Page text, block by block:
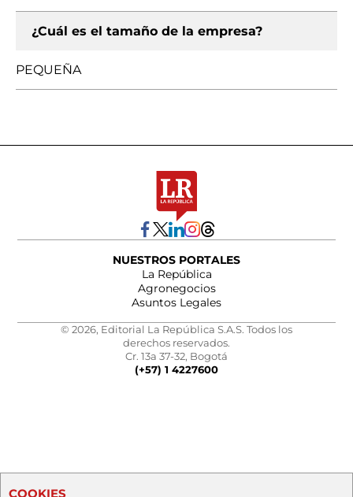
¿Cuál es el tamaño de la empresa?
PEQUEÑA
NUESTROS PORTALES
La República
Agronegocios
Asuntos Legales
© 2026, Editorial La República S.A.S. Todos los
derechos reservados.
Cr. 13a 37-32, Bogotá
(+57) 1 4227600
COOKIES